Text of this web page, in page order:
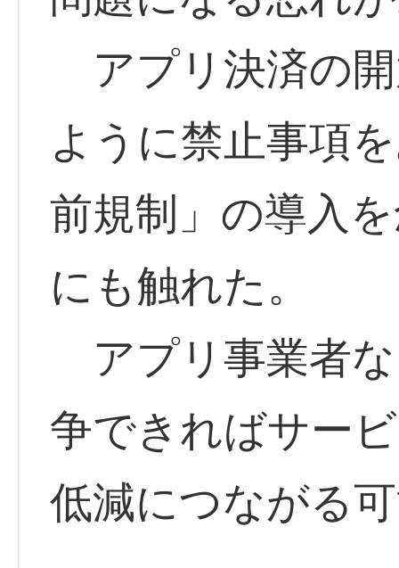
アプリ決済の
ように禁止事項
前規制」の導入
にも触れた。
アプリ事業者
争できればサー
低減につながる